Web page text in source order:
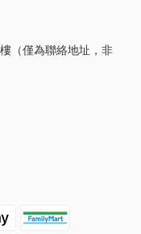
（僅為聯絡地址，非